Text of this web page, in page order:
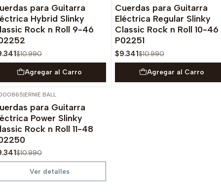
para Guitarra
Hybrid Slinky
Rock n Roll 9-46
$10.990
Agregar al Carro
Cuerdas para Guitarra
Eléctrica Regular Slinky
Classic Rock n Roll 10-46
P02251
$9.341$10.990
Agregar al Carro
-15% OFF
Agotado
|ERNIE BALL
para Guitarra
Power Slinky
Rock n Roll 11-48
$10.990
Ver detalles